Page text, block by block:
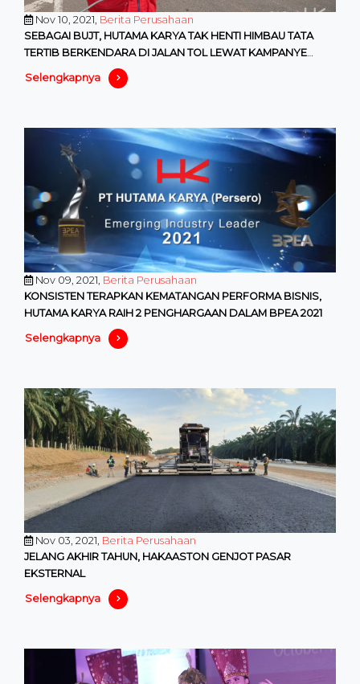
Nov 10, 2021, Berita Perusahaan
SEBAGAI BUJT, HUTAMA KARYA TAK HENTI HIMBAU TATA
TERTIB BERKENDARA DI JALAN TOL LEWAT KAMPANYE
SETUJU
Selengkapnya
Nov 09, 2021, Berita Perusahaan
KONSISTEN TERAPKAN KEMATANGAN PERFORMA BISNIS,
HUTAMA KARYA RAIH 2 PENGHARGAAN DALAM BPEA 2021
Selengkapnya
Nov 03, 2021, Berita Perusahaan
JELANG AKHIR TAHUN, HAKAASTON GENJOT PASAR
EKSTERNAL
Selengkapnya